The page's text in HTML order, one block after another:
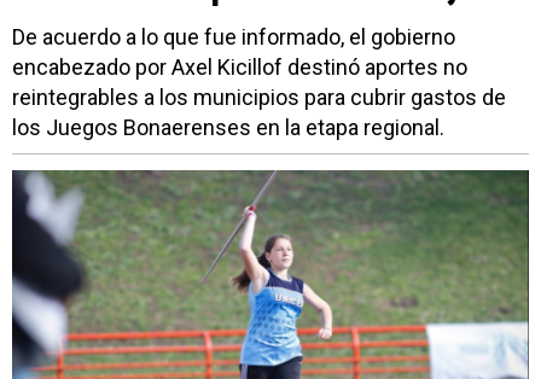
De acuerdo a lo que fue informado, el gobierno
encabezado por Axel Kicillof destinó aportes no
reintegrables a los municipios para cubrir gastos de
los Juegos Bonaerenses en la etapa regional.